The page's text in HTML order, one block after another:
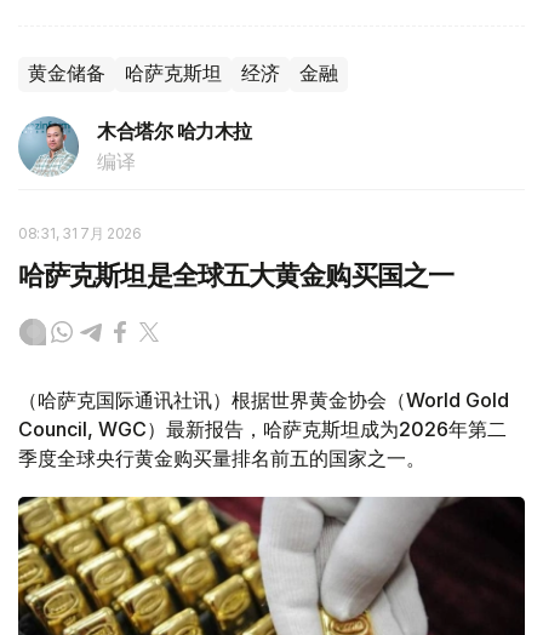
黄金储备 哈萨克斯坦 经济 金融
木合塔尔 哈力木拉
编译
08:31, 31 7月 2026
哈萨克斯坦是全球五大黄金购买国之一
（哈萨克国际通讯社讯）根据世界黄金协会（World Gold
Council, WGC）最新报告，哈萨克斯坦成为2026年第二
季度全球央行黄金购买量排名前五的国家之一。